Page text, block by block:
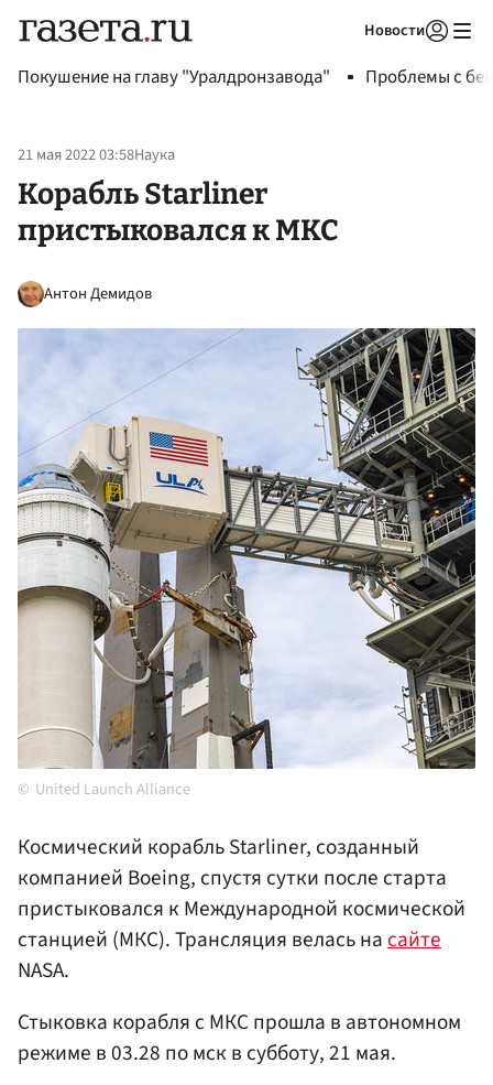
Новости
Покушение на главу "Уралдронзавода" Проблемы с
21 мая 2022 03:58Наука
Корабль Starliner
пристыковался к МКС
Антон Демидов
United Launch Alliance
Космический корабль Starliner, созданный
компанией Boeing, спустя сутки после старта
пристыковался к Международной космической
станцией (МКС). Трансляция велась насайте
NASA.
Стыковка корабля с МКС прошла в автономном
режиме в 03.28 по мск в субботу, 21 мая.